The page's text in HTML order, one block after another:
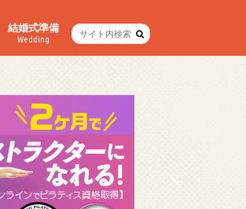
結婚式準備
Wedding